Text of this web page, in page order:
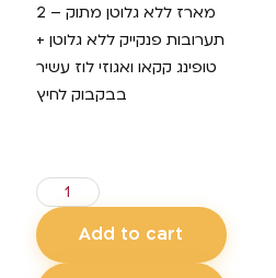
מארז ללא גלוטן מתוק – 2
תערובות פנקייק ללא גלוטן +
טופינג קקאו ואגוזי לוז עשיר
בבקבוק לחיץ
Add to cart